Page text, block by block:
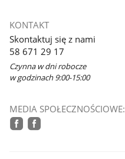
nowym
KONTAKT
Skontaktuj się z nami
58 671 29 17
Czynna w dni robocze
w godzinach 9:00-15:00
MEDIA SPOŁECZNOŚCIOWE: